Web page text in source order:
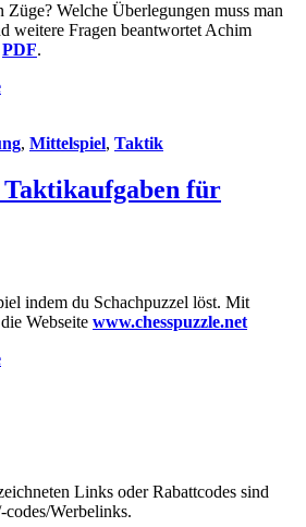
Züge? Welche Überlegungen muss man
weitere Fragen beantwortet Achim
PDF.
, Mittelspiel, Taktik
Taktikaufgaben für
indem du Schachpuzzel löst. Mit
Webseite www.chesspuzzle.net
Links oder Rabattcodes sind
Werbelinks.